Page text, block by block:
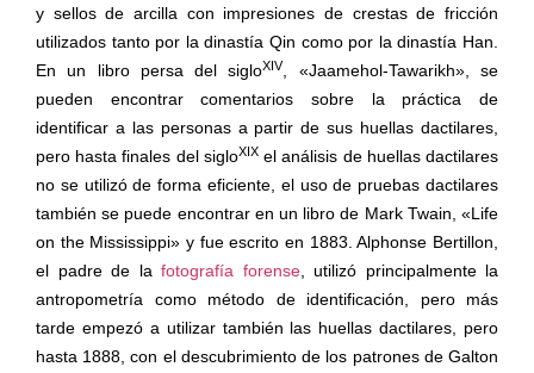
y sellos de arcilla con impresiones de crestas de fricción
utilizados tanto por la dinastía Qin como por la dinastía Han.
En un libro persa del sigloXIV
, «Jaamehol-Tawarikh», se
pueden encontrar comentarios sobre la práctica de
identificar a las personas a partir de sus huellas dactilares,
pero hasta finales del sigloXIXel análisis de huellas dactilares
no se utilizó de forma eficiente, el uso de pruebas dactilares
también se puede encontrar en un libro de Mark Twain, «Life
on the Mississippi» y fue escrito en 1883. Alphonse Bertillon,
el padre de la fotografía forense, utilizó principalmente la
antropometría como método de identificación, pero más
tarde empezó a utilizar también las huellas dactilares, pero
hasta 1888, con el descubrimiento de los patrones de Galton